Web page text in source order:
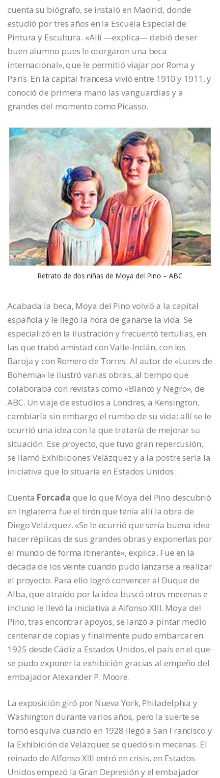
cuenta su biógrafo, se instaló en Madrid, donde
estudió por tres años en la Escuela Especial de
Pintura y Escultura. «Allí —explica— debió de ser
buen alumno pues le otorgaron una beca
internacional», que le permitió viajar por Roma y
París. En la capital francesa vivió entre 1910 y 1911, y
conoció de primera mano las vanguardias y a
grandes del momento como Picasso.
Retrato de dos niñas de Moya del Pino – ABC
Acabada la beca, Moya del Pino volvió a la capital
española y le llegó la hora de ganarse la vida. Se
especializó en la ilustración y frecuentó tertulias, en
las que trabó amistad con Valle-Inclán, con los
Baroja y con Romero de Torres. Al autor de «Luces de
Bohemia» le ilustró varias obras, al tiempo que
colaboraba con revistas como «Blanco y Negro», de
ABC. Un viaje de estudios a Londres, a Kensington,
cambiaría sin embargo el rumbo de su vida: allí se le
ocurrió una idea con la que trataría de mejorar su
situación. Ese proyecto, que tuvo gran repercusión,
se llamó Exhibiciones Velázquez y a la postre sería la
iniciativa que lo situaría en Estados Unidos.
Cuenta Forcada que lo que Moya del Pino descubrió
en Inglaterra fue el tirón que tenía allí la obra de
Diego Velázquez. «Se le ocurrió que sería buena idea
hacer réplicas de sus grandes obras y exponerlas por
el mundo de forma itinerante», explica. Fue en la
década de los veinte cuando pudo lanzarse a realizar
el proyecto. Para ello logró convencer al Duque de
Alba, que atraído por la idea buscó otros mecenas e
incluso le llevó la iniciativa a Alfonso XIII. Moya del
Pino, tras encontrar apoyos, se lanzó a pintar medio
centenar de copias y finalmente pudo embarcar en
1925 desde Cádiz a Estados Unidos, el país en el que
se pudo exponer la exhibición gracias al empeño del
embajador Alexander P. Moore.
La exposición giró por Nueva York, Philadelphia y
Washington durante varios años, pero la suerte se
tornó esquiva cuando en 1928 llegó a San Francisco y
la Exhibición de Velázquez se quedó sin mecenas. El
reinado de Alfonso XIII entró en crisis, en Estados
Unidos empezó la Gran Depresión y el embajador